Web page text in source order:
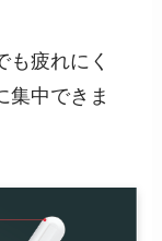
も疲れにく
集中できま